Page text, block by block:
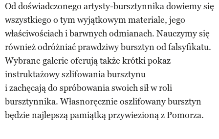
Od doświadczonego artysty-bursztynnika dowiemy się
wszystkiego o tym wyjątkowym materiale, jego
właściwościach i barwnych odmianach. Nauczymy się
również odróżniać prawdziwy bursztyn od falsyfikatu.
Wybrane galerie oferują także krótki pokaz
instruktażowy szlifowania bursztynu
i zachęcają do spróbowania swoich sił w roli
bursztynnika. Własnoręcznie oszlifowany bursztyn
będzie najlepszą pamiątką przywiezioną z Pomorza.